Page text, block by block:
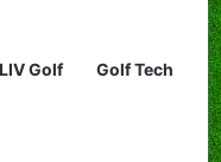
LIV Golf Golf Tech